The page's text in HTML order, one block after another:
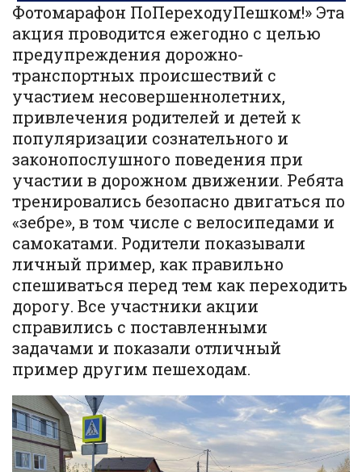
Фотомарафон ПоПереходуПешком!» Эта
акция проводится ежегодно с целью
предупреждения дорожно-
транспортных происшествий с
участием несовершеннолетних,
привлечения родителей и детей к
популяризации сознательного и
законопослушного поведения при
участии в дорожном движении. Ребята
тренировались безопасно двигаться по
«зебре», в том числе с велосипедами и
самокатами. Родители показывали
личный пример, как правильно
спешиваться перед тем как переходить
дорогу. Все участники акции
справились с поставленными
задачами и показали отличный
пример другим пешеходам.